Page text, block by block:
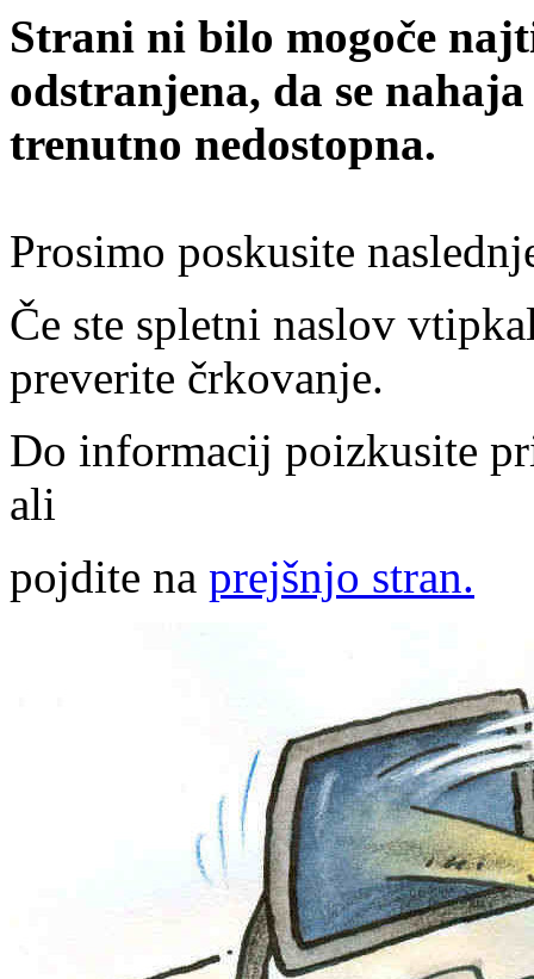
Strani ni bilo mogoče
odstranjena, da se
trenutno nedostopna.
Prosimo poskusite
Če ste spletni naslov
preverite črkovanje.
Do informacij poizkusite
ali
pojdite na prejšnjo stran.